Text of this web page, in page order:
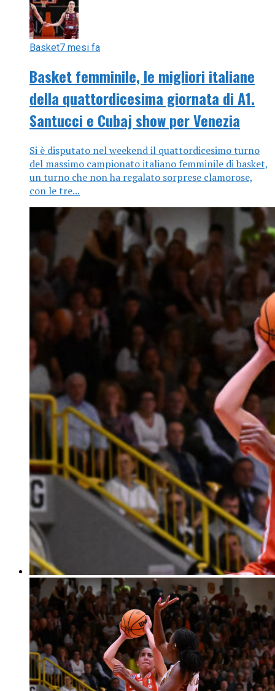
Basket7 mesi fa
Basket femminile, le migliori italiane
della quattordicesima giornata di A1.
Santucci e Cubaj show per Venezia
Si è disputato nel weekend il quattordicesimo turno
del massimo campionato italiano femminile di basket,
un turno che non ha regalato sorprese clamorose,
con le tre...